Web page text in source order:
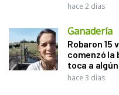
hace 2 días
Ganadería
Robaron 15
comenzó la
toca a
hace 3 días